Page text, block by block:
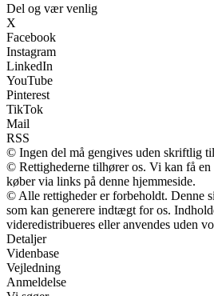
Del og vær venlig
X
Facebook
Instagram
LinkedIn
YouTube
Pinterest
TikTok
Mail
RSS
© Ingen del må gengives uden skriftlig
© Rettighederne tilhører os. Vi kan få
køber via links på denne hjemmeside.
© Alle rettigheder er forbeholdt. Denne
som kan generere indtægt for os.
videredistribueres eller anvendes uden
Detaljer
Videnbase
Vejledning
Anmeldelse